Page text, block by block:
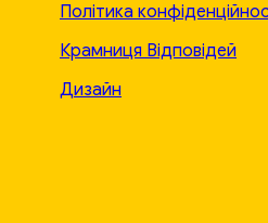
Політика
Крамниця Відповідей
Дизайн